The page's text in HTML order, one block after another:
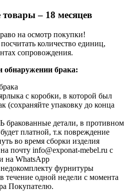
товары – 18 месяцев
на осмотр покупки!
количество единиц,
сопровождения.
обнаружении брака:
с коробки, в которой был
(сохраняйте упаковку до конца
детали, в противном
платной, т.к повреждение
во время сборки изделия
почту info@exponat-mebel.ru с
на WhatsApp
фурнитуры
течение одной недели с момента
Покупателю.